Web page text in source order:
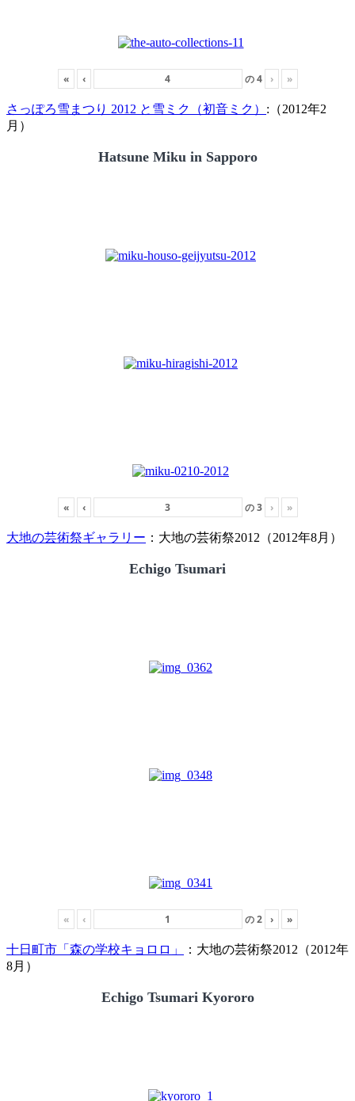
« ‹ の4 › »
さっぽろ雪まつり 2012 と雪ミク（初音ミク） :（2012年2
月）
Hatsune Miku in Sapporo
« ‹ の3 › »
大地の芸術祭ギャラリー ：大地の芸術祭2012（2012年8月）
Echigo Tsumari
« ‹ の2 › »
十日町市「森の学校キョロロ」
：大地の芸術祭2012（2012年
8月）
Echigo Tsumari Kyororo